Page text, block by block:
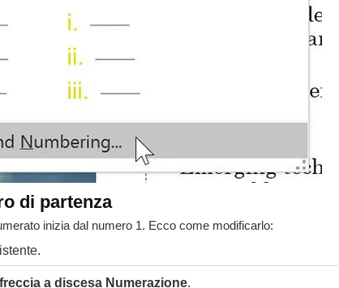
di partenza
inizia dal numero 1. Ecco come modificarlo:
freccia a discesa Numerazione.